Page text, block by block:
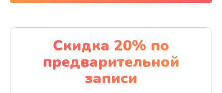
Заказать
Чистка от пыли
1060 руб.
Заказать
Скидка 20% по
предварительной
записи